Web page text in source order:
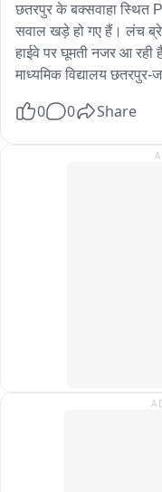
आपको बता दें पुलिस ने
संहिता (BNS) की धारा
है। अधिकारी के अनुसार, यह
लोक शांति भंग करने के
छतरपुर के बक्सवाहा स्थित
सवाल खड़े हो गए हैं। लंच
हाईवे पर घूमती नजर आ रही
माध्यमिक विद्यालय
गेट खुला होने का फायदा
प्रधानाचार्य या अधिकृत
0 0 Share